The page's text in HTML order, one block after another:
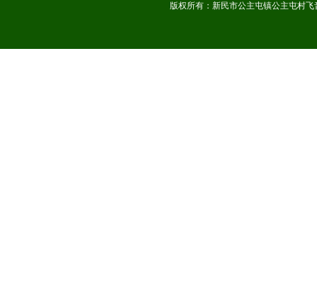
版权所有：新民市公主屯镇公主屯村